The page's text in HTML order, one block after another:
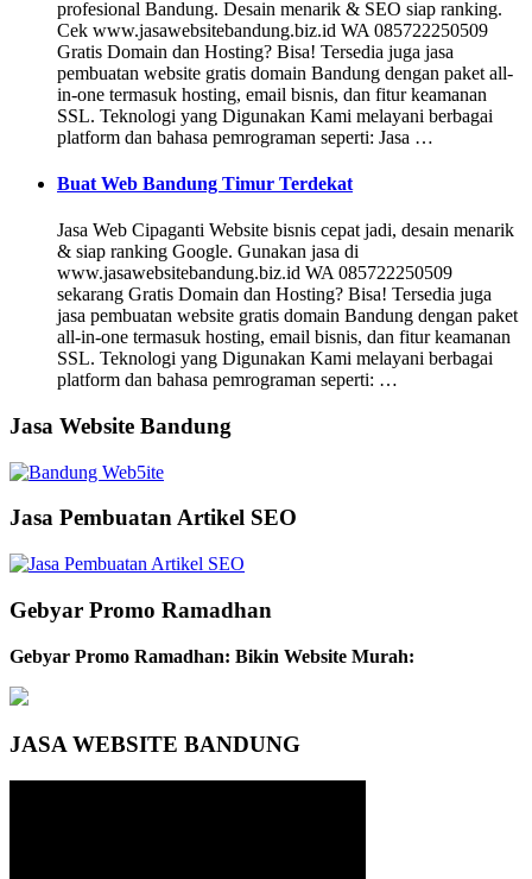
profesional Bandung. Desain menarik & SEO siap ranking.
Cek www.jasawebsitebandung.biz.id WA 085722250509
Gratis Domain dan Hosting? Bisa! Tersedia juga jasa
pembuatan website gratis domain Bandung dengan paket all-
in-one termasuk hosting, email bisnis, dan fitur keamanan
SSL. Teknologi yang Digunakan Kami melayani berbagai
platform dan bahasa pemrograman seperti: Jasa …
Buat Web Bandung Timur Terdekat
Jasa Web Cipaganti Website bisnis cepat jadi, desain menarik
& siap ranking Google. Gunakan jasa di
www.jasawebsitebandung.biz.id WA 085722250509
sekarang Gratis Domain dan Hosting? Bisa! Tersedia juga
jasa pembuatan website gratis domain Bandung dengan paket
all-in-one termasuk hosting, email bisnis, dan fitur keamanan
SSL. Teknologi yang Digunakan Kami melayani berbagai
platform dan bahasa pemrograman seperti: …
Jasa Website Bandung
Jasa Pembuatan Artikel SEO
Gebyar Promo Ramadhan
Gebyar Promo Ramadhan: Bikin Website Murah:
JASA WEBSITE BANDUNG